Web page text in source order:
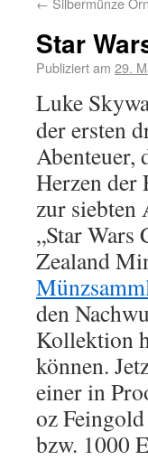
Star
Publiziert am 29.
Luke
der ersten
Abenteuer,
Herzen der
zur siebten
„Star Wars
Zealand
den
Kollektion
können.
einer in
oz
bzw. 1000